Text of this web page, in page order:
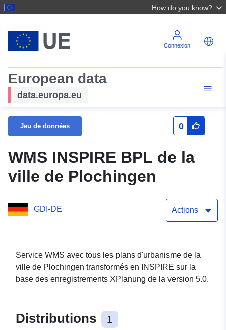
How do you know?
Connexion
European data
data.europa.eu
Jeu de données 0
WMS INSPIRE BPL de la
ville de Plochingen
GDI-DE Actions
Service WMS avec tous les plans d'urbanisme de la
ville de Plochingen transformés en INSPIRE sur la
base des enregistrements XPlanung de la version 5.0.
Distributions 1